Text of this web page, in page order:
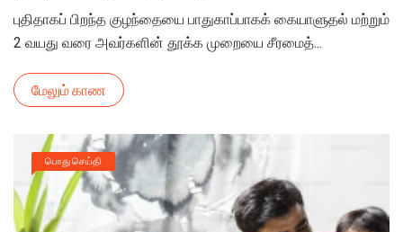
புதிதாகப் பிறந்த குழந்தையை பாதுகாப்பாகக் கையாளுதல் மற்றும்
2 வயது வரை அவர்களின் தூக்க முறையை சீரமைத்...
மேலும் காண
பொது செய்தி